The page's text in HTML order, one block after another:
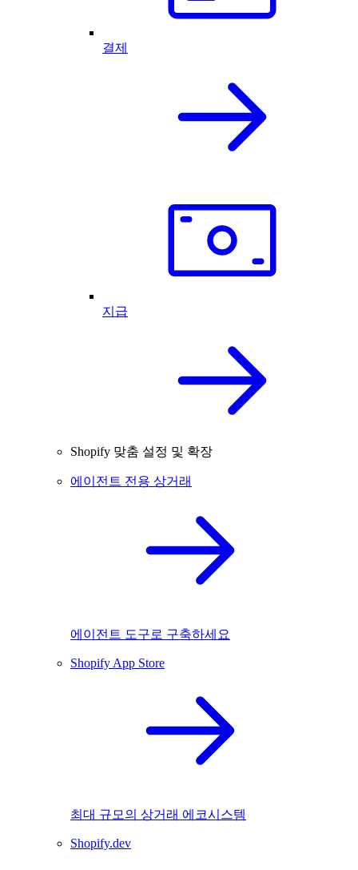
결제
지급
Shopify 맞춤 설정 및 확장
에이전트 전용 상거래
에이전트 도구로 구축하세요
Shopify App Store
최대 규모의 상거래 에코시스템
Shopify.dev